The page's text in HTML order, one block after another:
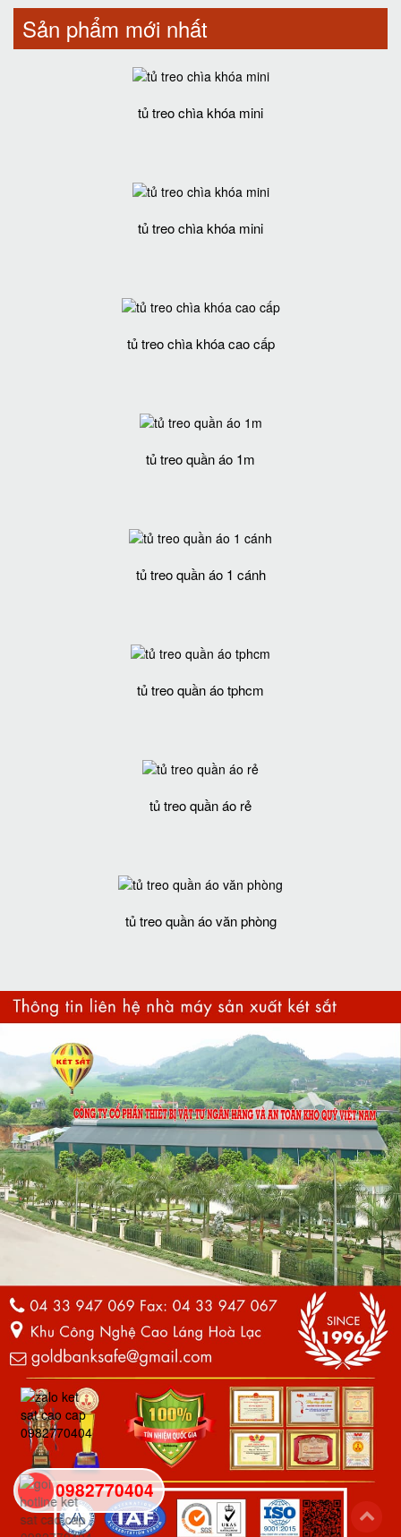
Sản phẩm mới nhất
tủ treo chìa khóa mini
tủ treo chìa khóa mini
tủ treo chìa khóa cao cấp
tủ treo quần áo 1m
tủ treo quần áo 1 cánh
tủ treo quần áo tphcm
tủ treo quần áo rẻ
tủ treo quần áo văn phòng
0982770404